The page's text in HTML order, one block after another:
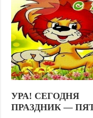
УРА! СЕГОДНЯ
ПРАЗДНИК —